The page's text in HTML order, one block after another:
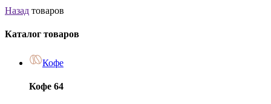
Назад товаров
Каталог товаров
Кофе
Кофе 64